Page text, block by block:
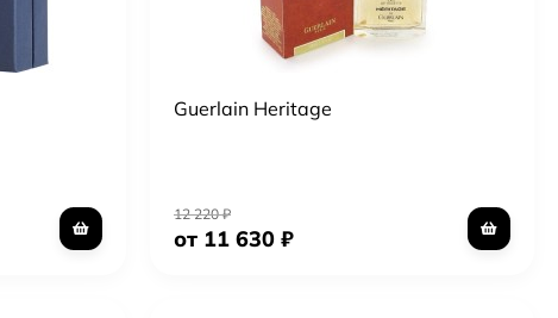
Guerlain Heritage
12 220₽
от 11 630₽